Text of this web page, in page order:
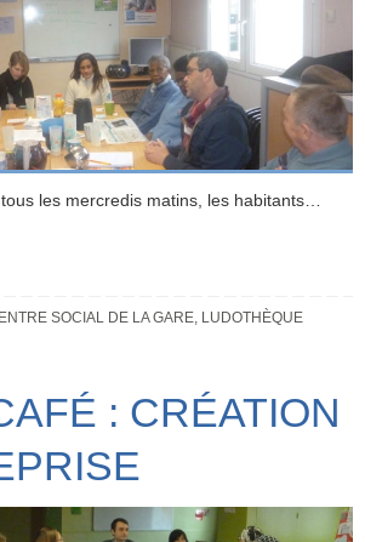
les mercredis matins, les habitants…
SOCIAL DE LA GARE LUDOTHÈQUE
: CRÉATION